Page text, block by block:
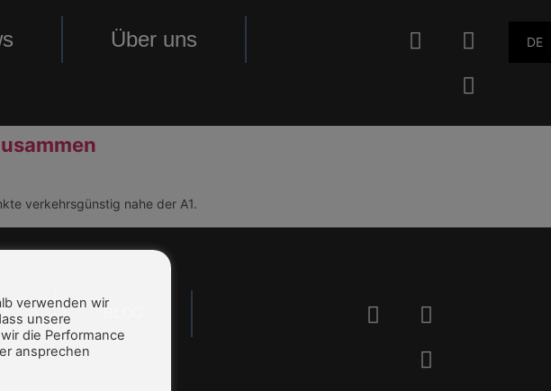
Über uns
DE
verkehrsgünstig nahe der A1.
verwenden wir
unsere
die Performance
ansprechen